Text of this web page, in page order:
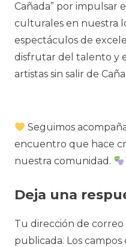
Cañada” por impulsar
culturales en nuestra
espectáculos de
disfrutar del talento y
artistas sin salir de
Seguimos
encuentro que hace
nuestra comunidad.
Deja una
Tu dirección de
publicada. Los